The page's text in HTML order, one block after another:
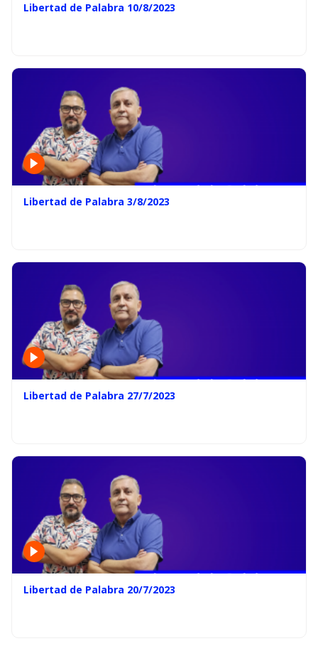
Libertad de Palabra 10/8/2023
Libertad de Palabra 3/8/2023
Libertad de Palabra 27/7/2023
Libertad de Palabra 20/7/2023